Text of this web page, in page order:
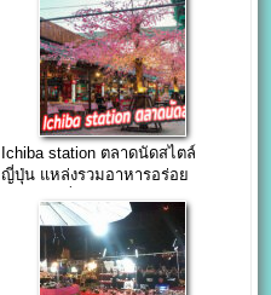
Ichiba station ตลาดนัดสไตล์
ญี่ปุ่น แหล่งรวมอาหารอร่อย
Surfskate แห่งใหม่